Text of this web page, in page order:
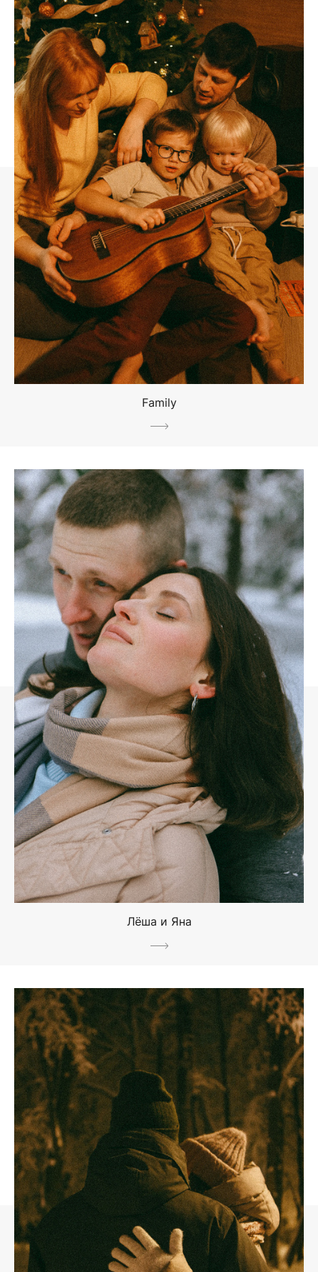
Family
Лёша и Яна